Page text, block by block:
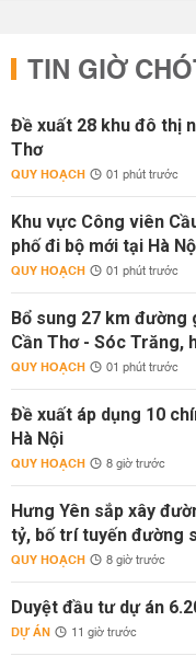
TIN GIỜ
Đề xuất 28 khu đô thị
Thơ
QUY HOẠCH 01 phút trước
Khu vực Công viên
phố đi bộ mới tại Hà
QUY HOẠCH 01 phút trước
Bổ sung 27 km đường
Cần Thơ - Sóc Trăng,
QUY HOẠCH 01 phút trước
Đề xuất áp dụng 10
Hà Nội
QUY HOẠCH 8 giờ trước
Hưng Yên sắp xây
tỷ, bố trí tuyến đường
QUY HOẠCH 8 giờ trước
Duyệt đầu tư dự án
DỰ ÁN 11 giờ trước